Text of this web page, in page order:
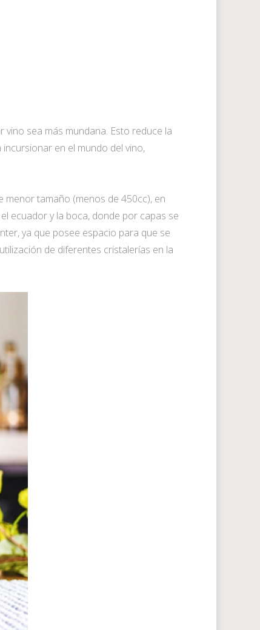
sea más mundana. Esto reduce la
en el mundo del vino,
menor tamaño (menos de 450cc), en
ecuador y la boca, donde por capas se
ya que posee espacio para que se
de diferentes cristalerías en la